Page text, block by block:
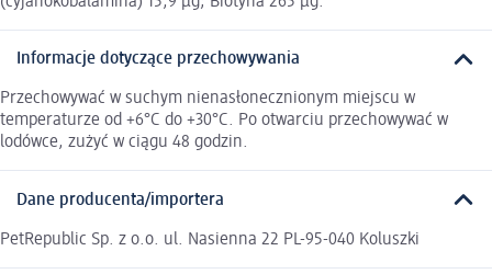
Informacje dotyczące przechowywania
Przechowywać w suchym nienasłonecznionym miejscu w
temperaturze od +6°C do +30°C. Po otwarciu przechowywać w
lodówce, zużyć w ciągu 48 godzin.
Dane producenta/importera
PetRepublic Sp. z o.o. ul. Nasienna 22 PL-95-040 Koluszki